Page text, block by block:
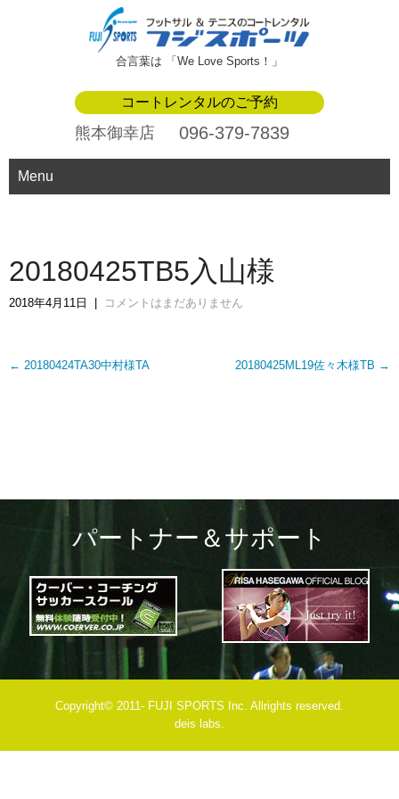
合言葉は 「We Love Sports！」
コートレンタルのご予約
熊本御幸店 096-379-7839
Menu
20180425TB5入山様
2018年4月11日 コメントはまだありません
Post
← 20180424TA30中村様TA 20180425ML19佐々木様TB →
パートナー＆サポート
Copyright© 2011- FUJI SPORTS Inc. Allrights reserved.
deis labs.